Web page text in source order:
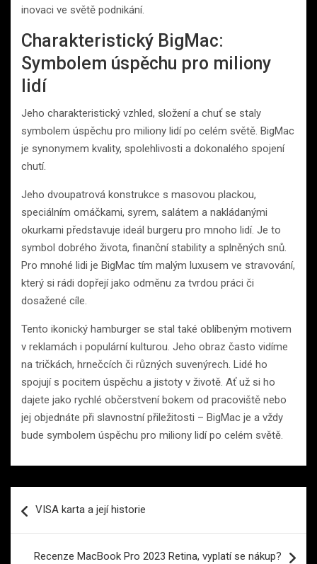
inovaci ve světě podnikání.
Charakteristický BigMac:
Symbolem úspěchu pro miliony
lidí
Jeho charakteristický vzhled, složení a chuť se staly
symbolem úspěchu pro miliony lidí po celém světě. BigMac
je synonymem kvality, spolehlivosti a dokonalého spojení
chutí.
Jeho dvoupatrová konstrukce s masovou plackou,
speciálním omáčkami, syrem, salátem a nakládanými
okurkami představuje ideál burgeru pro mnoho lidí. Je to
symbol dobrého života, finanční stability a splněných snů.
Pro mnohé lidi je BigMac tím malým luxusem ve stravování,
který si rádi dopřejí jako odměnu za tvrdou práci či
dosažené cíle.
Tento ikonický hamburger se stal také oblíbeným motivem
v reklamách i populární kulturou. Jeho obraz často vidíme
na tričkách, hrnečcích či různých suvenýrech. Lidé ho
spojují s pocitem úspěchu a jistoty v životě. Ať už si ho
dajete jako rychlé občerstvení bokem od pracoviště nebo
jej objednáte při slavnostní přiležitosti – BigMac je a vždy
bude symbolem úspěchu pro miliony lidí po celém světě.
pro
VISA karta a její historie
Recenze MacBook Pro 2023 Retina, vyplatí se nákup?